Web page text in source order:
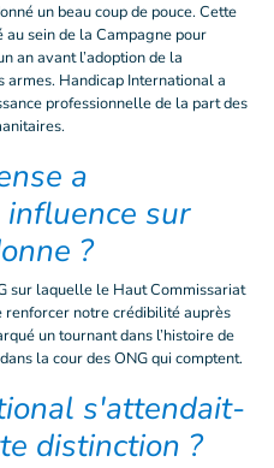
un beau coup de pouce. Cette
sein de la Campagne pour
an avant l’adoption de la
armes. Handicap International a
professionnelle de la part des
a
sur
?
sur laquelle le Haut Commissariat
notre crédibilité auprès
un tournant dans l’histoire de
la cour des ONG qui comptent.
s'attendait-
distinction ?